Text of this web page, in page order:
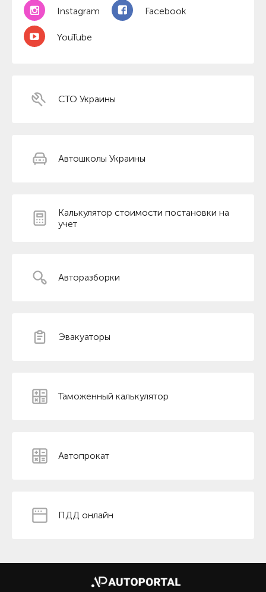
Instagram Facebook
YouTube
СТО Украины
Автошколы Украины
Калькулятор стоимости постановки на
учет
Авторазборки
Эвакуаторы
Таможенный калькулятор
Автопрокат
ПДД онлайн